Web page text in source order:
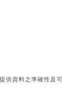
資料之準確性及